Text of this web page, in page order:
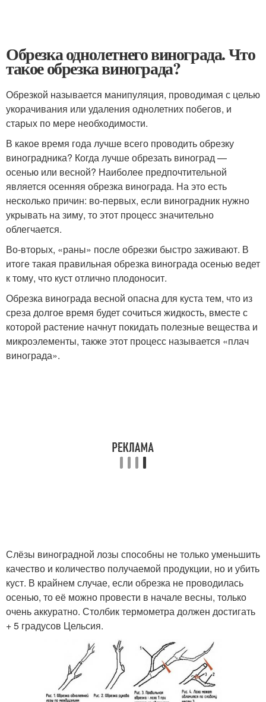
Обрезка однолетнего винограда. Что
такое обрезка винограда?
Обрезкой называется манипуляция, проводимая с целью
укорачивания или удаления однолетних побегов, и
старых по мере необходимости.
В какое время года лучше всего проводить обрезку
виноградника? Когда лучше обрезать виноград —
осенью или весной? Наиболее предпочтительной
является осенняя обрезка винограда. На это есть
несколько причин: во-первых, если виноградник нужно
укрывать на зиму, то этот процесс значительно
облегчается.
Во-вторых, «раны» после обрезки быстро заживают. В
итоге такая правильная обрезка винограда осенью ведет
к тому, что куст отлично плодоносит.
Обрезка винограда весной опасна для куста тем, что из
среза долгое время будет сочиться жидкость, вместе с
которой растение начнут покидать полезные вещества и
микроэлементы, также этот процесс называется «плач
винограда».
Слёзы виноградной лозы способны не только уменьшить
качество и количество получаемой продукции, но и убить
куст. В крайнем случае, если обрезка не проводилась
осенью, то её можно провести в начале весны, только
очень аккуратно. Столбик термометра должен достигать
+ 5 градусов Цельсия.